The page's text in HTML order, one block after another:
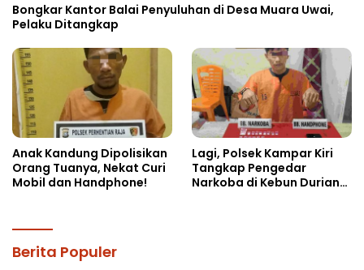
Bongkar Kantor Balai Penyuluhan di Desa Muara Uwai,
Pelaku Ditangkap
Anak Kandung Dipolisikan
Orang Tuanya, Nekat Curi
Mobil dan Handphone!
Lagi, Polsek Kampar Kiri
Tangkap Pengedar
Narkoba di Kebun Durian
Berita Populer